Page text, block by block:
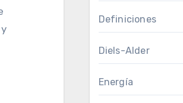
Definiciones
Diels-Alder
Energía